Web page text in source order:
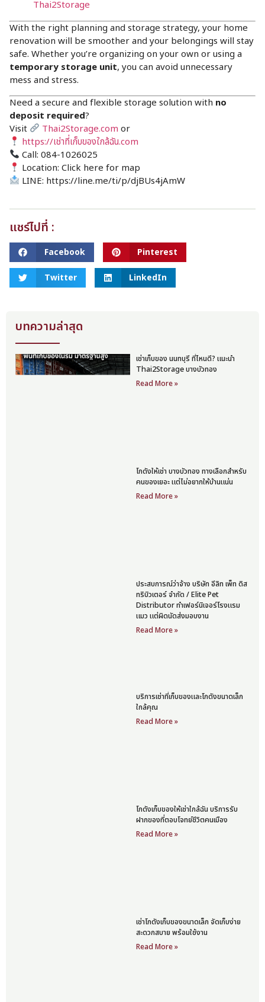
Thai2Storage
With the right planning and storage strategy, your home
renovation will be smoother and your belongings will stay
safe. Whether you’re organizing on your own or using a
temporary storage unit, you can avoid unnecessary
mess and stress.
Need a secure and flexible storage solution with no
deposit required?
Visit
Thai2Storage.com or
https://เช่าที่เก็บของใกล้ฉัน.com
Call: 084-1026025
Location:Click here for map
LINE: https://line.me/ti/p/djBUs4jAmW
แชร์ไปที่ :
Facebook Pinterest
Twitter LinkedIn
บทความล่าสุด
เช่าเก็บของ นนทบุรี ที่ไหนดี? แนะนำ
Thai2Storage บางบัวทอง
Read More »
โกดังให้เช่า บางบัวทอง ทางเลือกสำหรับ
คนของเยอะ แต่ไม่อยากให้บ้านแน่น
Read More »
ประสบการณ์ว่าจ้าง บริษัท อีลิท เพ็ท ดิส
ทริบิวเตอร์ จำกัด / Elite Pet
Distributor ทำเฟอร์นิเจอร์โรงแรม
แมว แต่ผิดนัดส่งมอบงาน
Read More »
บริการเช่าที่เก็บของและโกดังขนาดเล็ก
ใกล้คุณ
Read More »
โกดังเก็บของให้เช่าใกล้ฉัน บริการรับ
ฝากของที่ตอบโจทย์ชีวิตคนเมือง
Read More »
เช่าโกดังเก็บของขนาดเล็ก จัดเก็บง่าย
สะดวกสบาย พร้อมใช้งาน
Read More »